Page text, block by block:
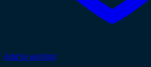
Add to wishlist